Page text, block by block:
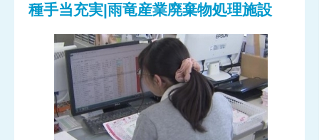
種手当充実|雨竜産業廃棄物処理施設